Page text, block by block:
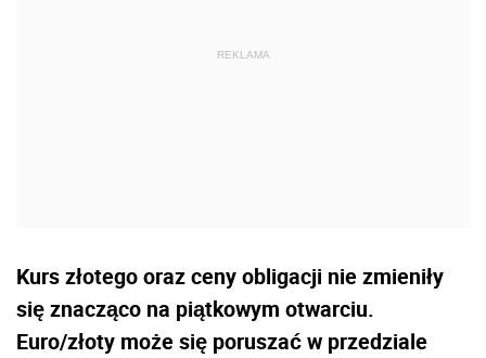
Kurs złotego oraz ceny obligacji nie zmieniły
się znacząco na piątkowym otwarciu.
Euro/złoty może się poruszać w przedziale